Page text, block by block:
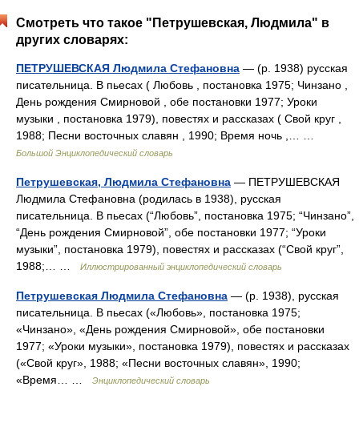
Смотреть что такое "Петрушевская, Людмила" в
других словарях:
ПЕТРУШЕВСКАЯ Людмила Стефановна — (р. 1938) русская
писательница. В пьесах ( Любовь , постановка 1975; Чинзано ,
День рождения Смирновой , обе постановки 1977; Уроки
музыки , постановка 1979), повестях и рассказах ( Свой круг ,
1988; Песни восточных славян , 1990; Время ночь ,… …
Большой Энциклопедический словарь
Петрушевская, Людмила Стефановна — ПЕТРУШЕВСКАЯ
Людмила Стефановна (родилась в 1938), русская
писательница. В пьесах (“Любовь”, постановка 1975; “Чинзано”,
“День рождения Смирновой”, обе постановки 1977; “Уроки
музыки”, постановка 1979), повестях и рассказах (“Свой круг”,
1988;… …
Иллюстрированный энциклопедический словарь
Петрушевская Людмила Стефановна — (р. 1938), русская
писательница. В пьесах («Любовь», постановка 1975;
«Чинзано», «День рождения Смирновой», обе постановки
1977; «Уроки музыки», постановка 1979), повестях и рассказах
(«Свой круг», 1988; «Песни восточных славян», 1990;
«Время… …
Энциклопедический словарь